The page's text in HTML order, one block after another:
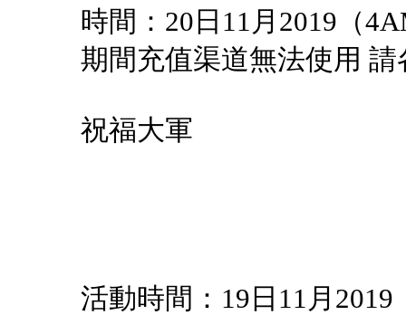
時間：20日11月2019（
期間充值渠道無法使用
祝
活動時間：19日11月